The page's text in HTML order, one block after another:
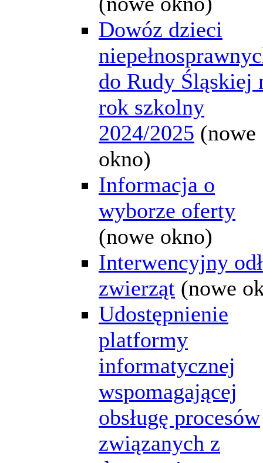
Dowóz dzieci
do Rudy Śląskiej
rok szkolny
2024/2025 (nowe
okno)
Informacja o
wyborze oferty
(nowe okno)
Interwencyjny
zwierząt (nowe
Udostępnienie
platformy
informatycznej
wspomagającej
obsługę procesów
związanych z